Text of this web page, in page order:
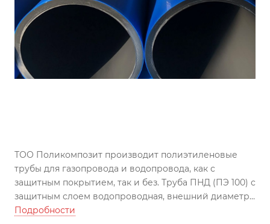
ТОО Поликомпозит производит полиэтиленовые
трубы для газопровода и водопровода, как с
защитным покрытием, так и без. Труба ПНД (ПЭ 100) с
защитным слоем водопроводная, внешний диаметр
225, SDR 17 изготовлена по ГОСТу, может
Подробности